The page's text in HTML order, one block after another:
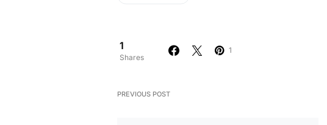
1
Shares
1
PREVIOUS POST